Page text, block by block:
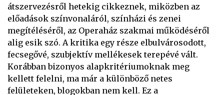
átszervezésről hetekig cikkeznek, miközben az
előadások színvonaláról, színházi és zenei
megítéléséről, az Operaház szakmai működéséről
alig esik szó. A kritika egy része elbulvárosodott,
fecsegővé, szubjektív mellékesek terepévé vált.
Korábban bizonyos alapkritériumoknak meg
kellett felelni, ma már a különböző netes
felületeken, blogokban nem kell. Ez a